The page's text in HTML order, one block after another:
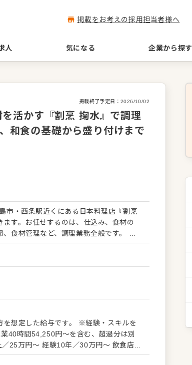
掲載をお考えの採用担当者様へ
人 気になる 企業から探す
掲載終了予定日： 2026/10/02
活かす『割烹 掬水』で調理
和食の基礎から盛り付けまで
市・西条駅近くにある日本料理店『割烹
す。お任せするのは、仕込み、食材の
食材管理など、調理業務全般です。 ▼
経験をお持ちの方には、スキルに応じて
けなどをお任せしていきます。これま
ていただき、少しずつ担当範囲を広げ
り付けの基本などから学んでいけま
な仕込み、調理補助を通じて厨房の流
理づくり
わせ、接待、法要など、さまざまな目的
もちろん、見た目の美しさや提供のタ
っていただきます。
想定した給与です。 ※経験・スキルを
40時間54,250円～を含む、超過分は別
のスキルにより設定します。